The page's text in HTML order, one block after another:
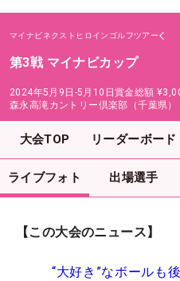
マイナビネクストヒロインゴルフツアー
第3戦 マイナビカップ
2024年5月9日-5月10日賞金総額
森永高滝カントリー倶楽部（千葉県）
大会TOP リーダーボード
ライブフォト 出場選手
【この大会のニュース】
“大好き”なボールも